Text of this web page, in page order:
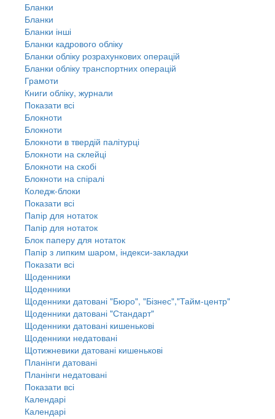
Бланки
Бланки
Бланки інші
Бланки кадрового обліку
Бланки обліку розрахункових операцій
Бланки обліку транспортних операцій
Грамоти
Книги обліку, журнали
Показати всі
Блокноти
Блокноти
Блокноти в твердій палітурці
Блокноти на склейці
Блокноти на скобі
Блокноти на спіралі
Коледж-блоки
Показати всі
Папір для нотаток
Папір для нотаток
Блок паперу для нотаток
Папір з липким шаром, індекси-закладки
Показати всі
Щоденники
Щоденники
Щоденники датовані "Бюро", "Бізнес","Тайм-центр"
Щоденники датовані "Стандарт"
Щоденники датовані кишенькові
Щоденники недатовані
Щотижневики датовані кишенькові
Планінги датовані
Планінги недатовані
Показати всі
Календарі
Календарі